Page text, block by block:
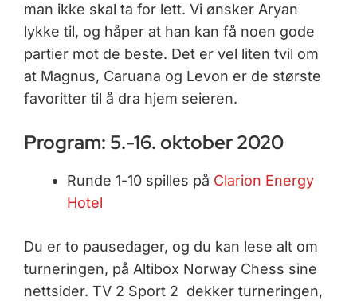
man ikke skal ta for lett. Vi ønsker Aryan
lykke til, og håper at han kan få noen gode
partier mot de beste. Det er vel liten tvil om
at Magnus, Caruana og Levon er de største
favoritter til å dra hjem seieren.
Program: 5.-16. oktober 2020
Runde 1-10 spilles på Clarion Energy
Hotel
Du er to pausedager, og du kan lese alt om
turneringen, på Altibox Norway Chess sine
nettsider. TV 2 Sport 2 dekker turneringen,